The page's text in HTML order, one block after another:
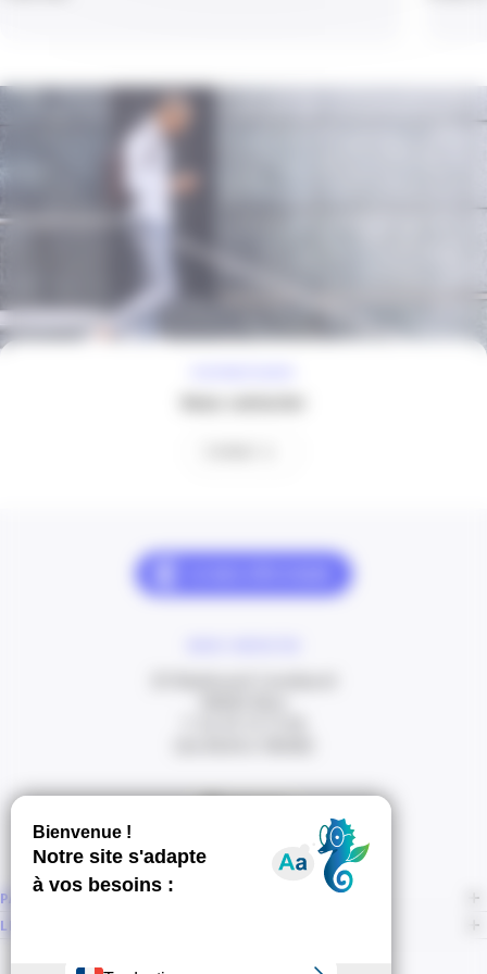
PAGES
LIENS CONNEXES